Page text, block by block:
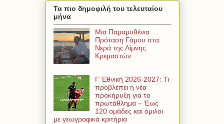
Τα πιο δημοφιλή του τελευταίου
μήνα
Μια Παραμυθένια
Πρόταση Γάμου στα
Νερά της Λίμνης
Κρεμαστών
Γ’ Εθνική 2026-2027: Τι
προβλέπει η νέα
προκήρυξη για το
πρωτάθλημα – Έως
120 ομάδες και όμιλοι
με γεωγραφικά κριτήρια